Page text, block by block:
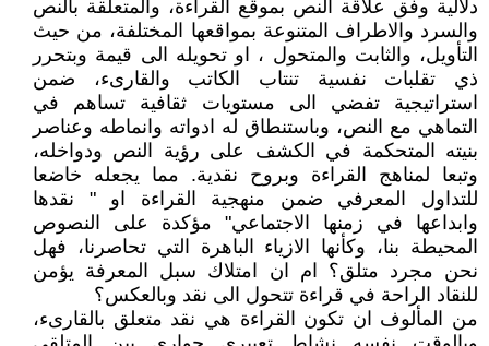
دلالية وفق علاقة النص بموقع القراءة، والمتعلقة بالنص
والسرد والاطراف المتنوعة بمواقعها المختلفة، من حيث
التأويل، والثابت والمتحول ، او تحويله الى قيمة وبتحرر
ذي تقلبات نفسية تنتاب الكاتب والقارىء، ضمن
استراتيجية تفضي الى مستويات ثقافية تساهم في
التماهي مع النص، وباستنطاق له ادواته وانماطه وعناصر
بنيته المتحكمة في الكشف على رؤية النص ودواخله،
وتبعا لمناهج القراءة وبروح نقدية. مما يجعله خاضعا
للتداول المعرفي ضمن منهجية القراءة او " نقدها
وابداعها في زمنها الاجتماعي" مؤكدة على النصوص
المحيطة بنا، وكأنها الازياء الباهرة التي تحاصرنا، فهل
نحن مجرد متلق؟ ام ان امتلاك سبل المعرفة يؤمن
للنقاد الراحة في قراءة تتحول الى نقد وبالعكس؟
من المألوف ان تكون القراءة هي نقد متعلق بالقارىء،